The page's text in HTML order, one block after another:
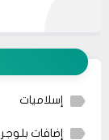
إسلاميات
إضافات بلوجر